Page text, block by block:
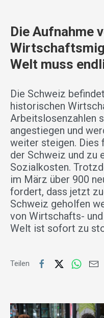
Die Aufnahme
Welt muss
Die Schweiz
historischen
Arbeitslosenzahlen
angestiegen und
weiter steigen. Dies
der Schweiz und zu
Sozialkosten.
im März über 900
fordert, dass jetzt
Schweiz geholfen
von Wirtschafts-
Welt ist sofort zu
Teilen